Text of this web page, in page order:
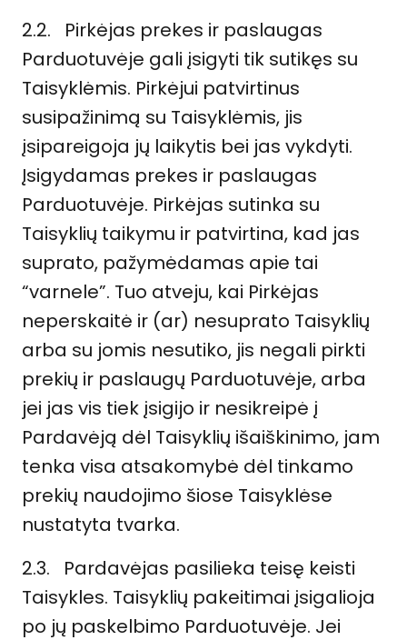
2.2. Pirkėjas prekes ir paslaugas
Parduotuvėje gali įsigyti tik sutikęs su
Taisyklėmis. Pirkėjui patvirtinus
susipažinimą su Taisyklėmis, jis
įsipareigoja jų laikytis bei jas vykdyti.
Įsigydamas prekes ir paslaugas
Parduotuvėje. Pirkėjas sutinka su
Taisyklių taikymu ir patvirtina, kad jas
suprato, pažymėdamas apie tai
“varnele”. Tuo atveju, kai Pirkėjas
neperskaitė ir (ar) nesuprato Taisyklių
arba su jomis nesutiko, jis negali pirkti
prekių ir paslaugų Parduotuvėje, arba
jei jas vis tiek įsigijo ir nesikreipė į
Pardavėją dėl Taisyklių išaiškinimo, jam
tenka visa atsakomybė dėl tinkamo
prekių naudojimo šiose Taisyklėse
nustatyta tvarka.
2.3. Pardavėjas pasilieka teisę keisti
Taisykles. Taisyklių pakeitimai įsigalioja
po jų paskelbimo Parduotuvėje. Jei